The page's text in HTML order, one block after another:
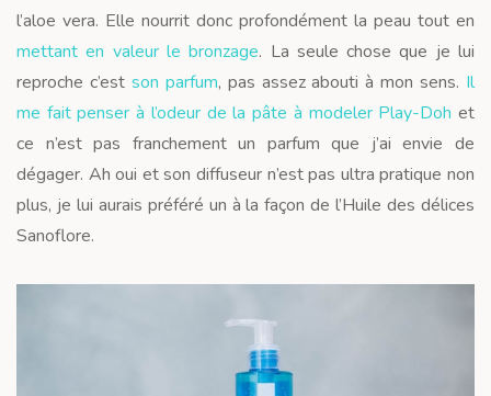
l’aloe vera. Elle nourrit donc profondément la peau tout en
mettant en valeur le bronzage. La seule chose que je lui
reproche c’est son parfum, pas assez abouti à mon sens. Il
me fait penser à l’odeur de la pâte à modeler Play-Doh et
ce n’est pas franchement un parfum que j’ai envie de
dégager. Ah oui et son diffuseur n’est pas ultra pratique non
plus, je lui aurais préféré un à la façon de l’Huile des délices
Sanoflore.